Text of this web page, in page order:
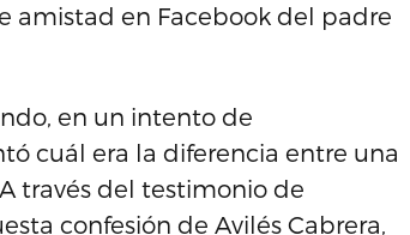
amistad en Facebook del padre
en un intento de
cuál era la diferencia entre una
través del testimonio de
confesión de Avilés Cabrera,